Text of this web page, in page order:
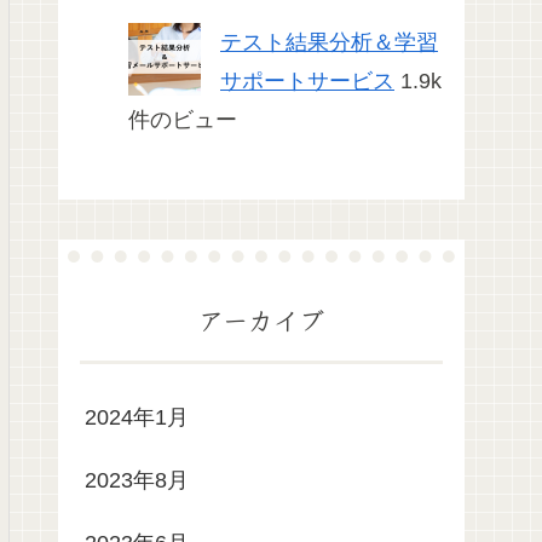
テスト結果分析＆学習
サポートサービス 1.9k
件のビュー
アーカイブ
2024年1月
2023年8月